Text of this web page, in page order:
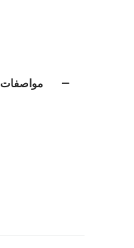
مواصفات